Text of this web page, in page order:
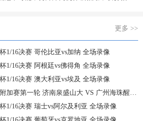
更多 >>
1/16决赛 哥伦比亚vs加纳 全场录像
1/16决赛 阿根廷vs佛得角 全场录像
1/16决赛 澳大利亚vs埃及 全场录像
第一轮 济南泉盛山大 VS 广州海珠醒派 全场录像
1/16决赛 瑞士vs阿尔及利亚 全场录像